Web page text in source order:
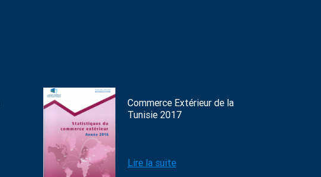
Commerce Extérieur de la
Tunisie 2017
Lire la suite